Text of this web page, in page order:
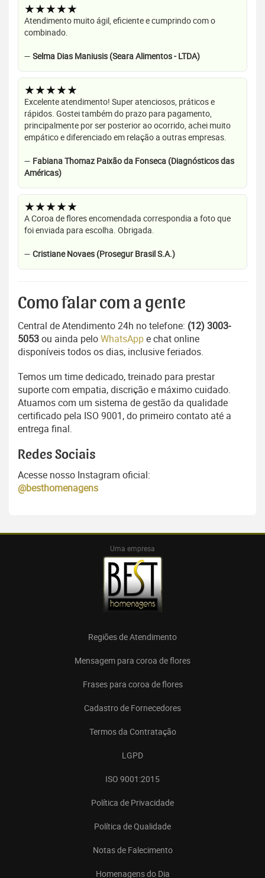
★★★★★
Atendimento muito ágil, eficiente e cumprindo com o
combinado.
— Selma Dias Maniusis (Seara Alimentos - LTDA)
★★★★★
Excelente atendimento! Super atenciosos, práticos e
rápidos. Gostei também do prazo para pagamento,
principalmente por ser posterior ao ocorrido, achei muito
empático e diferenciado em relação a outras empresas.
— Fabiana Thomaz Paixão da Fonseca (Diagnósticos das
Américas)
★★★★★
A Coroa de flores encomendada correspondia a foto que
foi enviada para escolha. Obrigada.
— Cristiane Novaes (Prosegur Brasil S.A.)
Como falar com a gente
Central de Atendimento 24h no telefone: (12) 3003-
5053ou ainda peloWhatsAppe chat online
disponíveis todos os dias, inclusive feriados.
Temos um time dedicado, treinado para prestar
suporte com empatia, discrição e máximo cuidado.
Atuamos com um sistema de gestão da qualidade
certificado pela ISO 9001, do primeiro contato até a
entrega final.
Redes Sociais
Acesse nosso Instagram oficial:
@besthomenagens
Uma empresa
Regiões de Atendimento
Mensagem para coroa de flores
Frases para coroa de flores
Cadastro de Fornecedores
Termos da Contratação
LGPD
ISO 9001:2015
Política de Privacidade
Política de Qualidade
Notas de Falecimento
Homenagens do Dia